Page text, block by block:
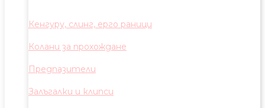
Кенгуру, слинг, ерго раници
Колани за прохождане
Предпазители
Залъгалки и клипси